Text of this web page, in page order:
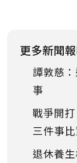
更多新聞
譚敦慈
事
戰爭開
三件事
退休養